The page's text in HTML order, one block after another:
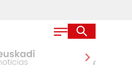
chevron_right